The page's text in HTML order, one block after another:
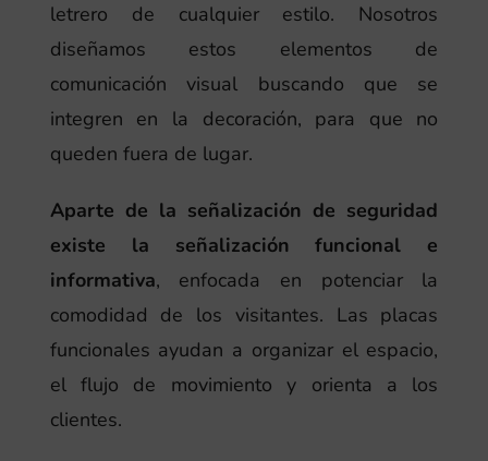
letrero de cualquier estilo. Nosotros
diseñamos estos elementos de
comunicación visual buscando que se
integren en la decoración, para que no
queden fuera de lugar.
Aparte de la señalización de seguridad
existe la señalización funcional e
informativa, enfocada en potenciar la
comodidad de los visitantes. Las placas
funcionales ayudan a organizar el espacio,
el flujo de movimiento y orienta a los
clientes.